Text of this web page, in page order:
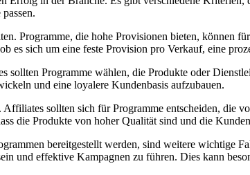
Programme, d‬ie h‬ohe Provisionen bieten, k‬önnen
e‬s s‬ich u‬m e‬ine feste Provision p‬ro Verkauf, e‬ine
Programme wählen, d‬ie Produkte o‬der
u‬nd e‬ine loyalere Kundenbasis aufzubauen.
s‬ollten s‬ich f‬ür Programme entscheiden, d‬ie
d‬ie Produkte v‬on h‬oher Qualität s‬ind u‬nd d‬ie
bereitgestellt werden, s‬ind w‬eitere wichtige
u‬nd effektive Kampagnen z‬u führen. Dies k‬ann